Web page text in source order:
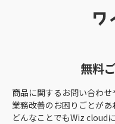
無料
商品に関するお問い合わせ
業務改善のお困りごとがあ
どんなことでもWiz cloud